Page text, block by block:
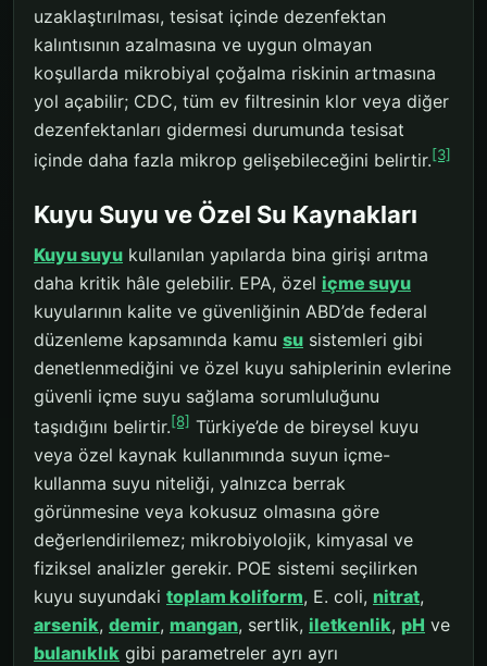
uzaklaştırılması, tesisat içinde dezenfektan
kalıntısının azalmasına ve uygun olmayan
koşullarda mikrobiyal çoğalma riskinin artmasına
yol açabilir; CDC, tüm ev filtresinin klor veya diğer
dezenfektanları gidermesi durumunda tesisat
içinde daha fazla mikrop gelişebileceğini belirtir.[3]
Kuyu Suyu ve Özel Su Kaynakları
Kuyu suyu kullanılan yapılarda bina girişi arıtma
daha kritik hâle gelebilir. EPA, özel içme suyu
kuyularının kalite ve güvenliğinin ABD’de federal
düzenleme kapsamında kamu su sistemleri gibi
denetlenmediğini ve özel kuyu sahiplerinin evlerine
güvenli içme suyu sağlama sorumluluğunu
taşıdığını belirtir.[8] Türkiye’de de bireysel kuyu
veya özel kaynak kullanımında suyun içme-
kullanma suyu niteliği, yalnızca berrak
görünmesine veya kokusuz olmasına göre
değerlendirilemez; mikrobiyolojik, kimyasal ve
fiziksel analizler gerekir. POE sistemi seçilirken
kuyu suyundaki toplam koliform, E. coli, nitrat,
arsenik, demir, mangan, sertlik, iletkenlik, pH ve
bulanıklık gibi parametreler ayrı ayrı